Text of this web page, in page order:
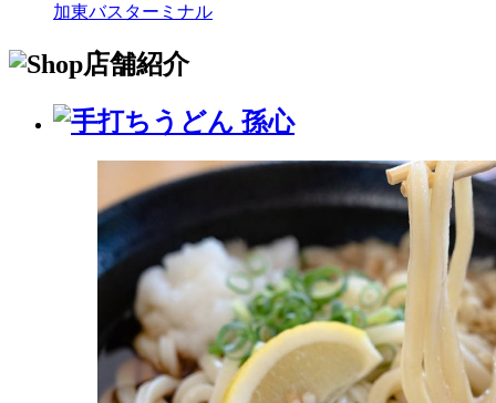
加東バスターミナル
店舗紹介